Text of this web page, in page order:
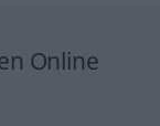
Online